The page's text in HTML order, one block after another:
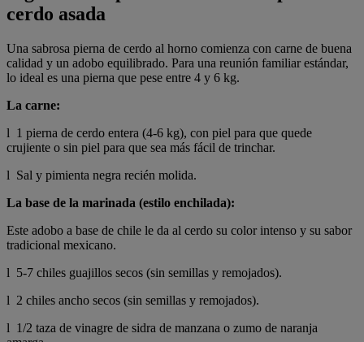
cerdo asada
Una sabrosa pierna de cerdo al horno comienza con carne de buena
calidad y un adobo equilibrado. Para una reunión familiar estándar,
lo ideal es una pierna que pese entre 4 y 6 kg.
La carne:
l 1 pierna de cerdo entera (4-6 kg), con piel para que quede
crujiente o sin piel para que sea más fácil de trinchar.
l Sal y pimienta negra recién molida.
La base de la marinada (estilo enchilada):
Este adobo a base de chile le da al cerdo su color intenso y su sabor
tradicional mexicano.
l 5-7 chiles guajillos secos (sin semillas y remojados).
l 2 chiles ancho secos (sin semillas y remojados).
l 1/2 taza de vinagre de sidra de manzana o zumo de naranja